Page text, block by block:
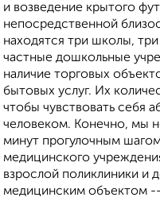
и возведение крытого
непосредственной
находятся три школы,
частные дошкольные
наличие торговых
бытовых услуг. Их
чтобы чувствовать себя
человеком. Конечно, мы
минут прогулочным
медицинского
взрослой поликлиники и
медицинским объектом